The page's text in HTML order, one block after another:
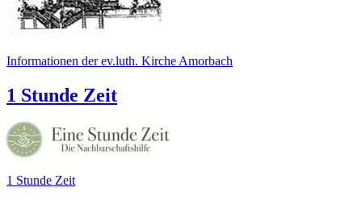
Informationen der ev.luth. Kirche Amorbach
1 Stunde Zeit
1 Stunde Zeit